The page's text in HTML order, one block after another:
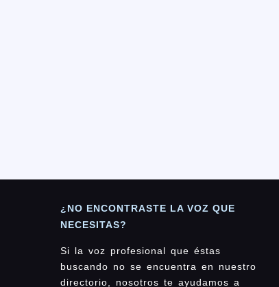
¿NO ENCONTRASTE LA VOZ QUE
NECESITAS?
Si la voz profesional que éstas
buscando no se encuentra en nuestro
directorio, nosotros te ayudamos a